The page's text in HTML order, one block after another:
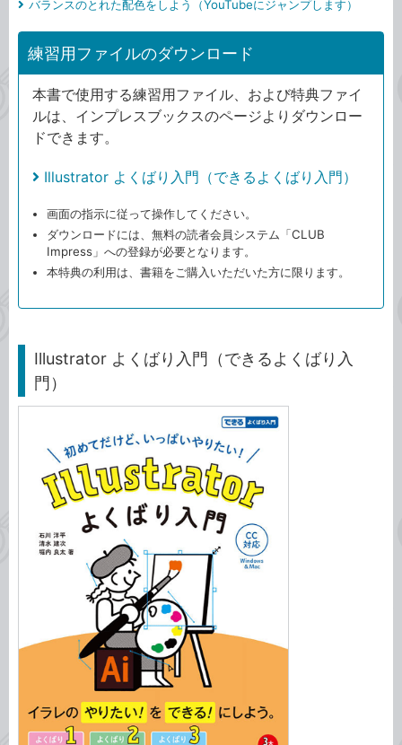
バランスのとれた配色をしよう（YouTubeにジャンプします）
練習用ファイルのダウンロード
本書で使用する練習用ファイル、および特典ファイ
ルは、インプレスブックスのページよりダウンロー
ドできます。
Illustrator よくばり入門（できるよくばり入門）
画面の指示に従って操作してください。
ダウンロードには、無料の読者会員システム「CLUB
Impress」への登録が必要となります。
本特典の利用は、書籍をご購入いただいた方に限ります。
Illustrator よくばり入門（できるよくばり入
門）